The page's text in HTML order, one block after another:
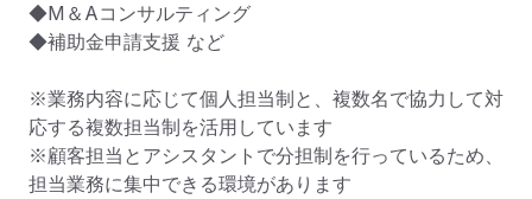
◆M＆Aコンサルティング
◆補助金申請支援 など
※業務内容に応じて個人担当制と、複数名で協力して対
応する複数担当制を活用しています
※顧客担当とアシスタントで分担制を行っているため、
担当業務に集中できる環境があります